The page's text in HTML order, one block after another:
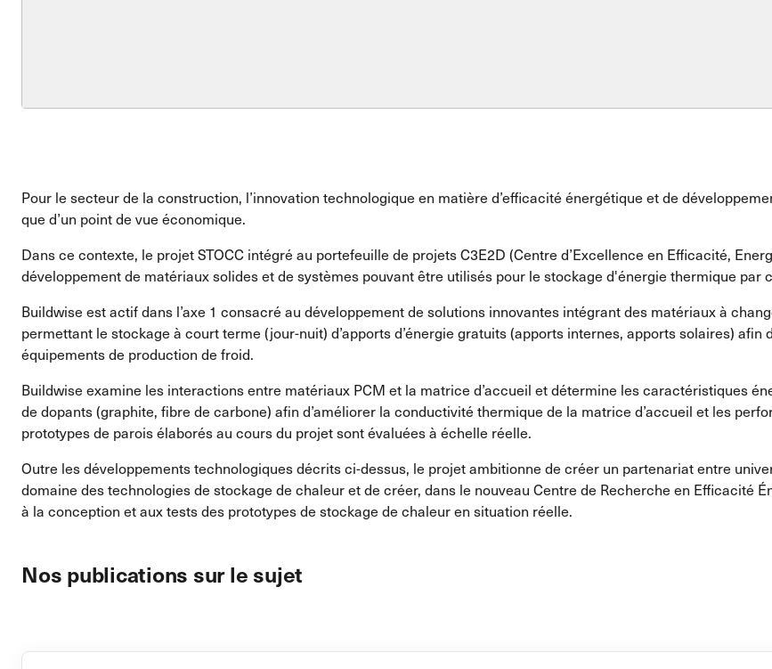
Pour le secteur de la construction, l’innovation technologique en matière d’efficacité énergétique et de
que d’un point de vue économique.
Dans ce contexte, le projet STOCC intégré au portefeuille de projets C3E2D (Centre d’Excellence en Efficacité,
développement de matériaux solides et de systèmes pouvant être utilisés pour le stockage d'énergie thermique
Buildwise est actif dans l’axe 1 consacré au développement de solutions innovantes intégrant des matériaux à
permettant le stockage à court terme (jour-nuit) d’apports d’énergie gratuits (apports internes, apports solaires)
équipements de production de froid.
Buildwise examine les interactions entre matériaux PCM et la matrice d’accueil et détermine les caractéristiques
de dopants (graphite, fibre de carbone) afin d’améliorer la conductivité thermique de la matrice d’accueil et les
prototypes de parois élaborés au cours du projet sont évaluées à échelle réelle.
Outre les développements technologiques décrits ci-dessus, le projet ambitionne de créer un partenariat entre
domaine des technologies de stockage de chaleur et de créer, dans le nouveau Centre de Recherche en Efficacité
à la conception et aux tests des prototypes de stockage de chaleur en situation réelle.
Nos publications sur le sujet